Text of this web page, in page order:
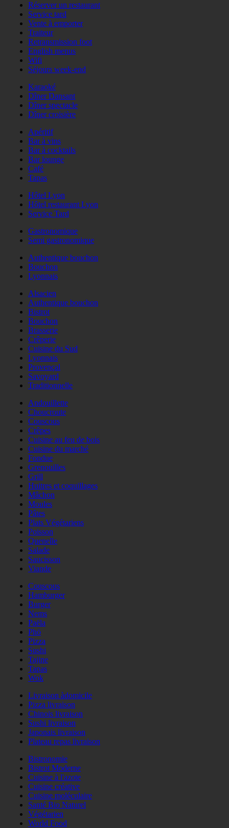
Réserver un restaurant
Service tard
Vente à emporter
Traiteur
Retransmission foot
English menus
Wifi
Séjours week-end
Karaoké
Dîner Dansant
Dîner spectacle
Dîner croisière
Apéritif
Bar à vins
Bar à cocktails
Bar lounge
Café
Tapas
Hôtel Lyon
Hôtel restaurant Lyon
Service Tard
Gastronomique
Semi gastronomique
Authentique bouchon
Bouchon
Lyonnais
Alsacien
Authentique bouchon
Bistrot
Bouchon
Brasserie
Crêperie
Cuisine du Sud
Lyonnais
Provençal
Savoyard
Traditionnelle
Andouillette
Choucroute
Couscous
Crêpes
Cuisine au feu de bois
Cuisine du marché
Fondue
Grenouilles
Grill
Huitres et coquillages
Mâchon
Moules
Pâtes
Plats Végétariens
Poisson
Quenelle
Salade
Saucisson
Viande
Couscous
Hamburger
Burger
Nems
Paëla
Phö
Pizza
Sushi
Tajine
Tapas
Wok
Livraison àdomicile
Pizza livraison
Chinois livraison
Sushi livraison
Japonais livraison
Plateau repas livraison
Bistronomie
Bistrot Moderne
Cuisine à l'azote
Cuisine créative
Cuisine moléculaire
Santé Bio Naturel
Végétarien
World Food